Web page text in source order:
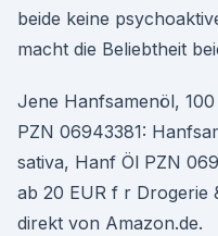
beide keine
macht die Beliebtheit
Jene Hanfsamenöl,
PZN 06943381:
sativa, Hanf Öl PZN
ab 20 EUR f r Drogerie
direkt von Amazon.de.